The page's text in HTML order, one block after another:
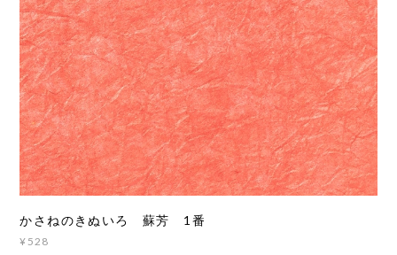
かさねのきぬいろ 蘇芳 1番
¥528